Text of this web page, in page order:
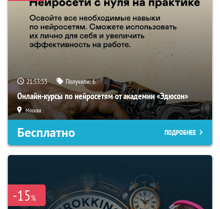
21:53:52 Получили:6
Онлайн-курсы по нейросетям от академии «Эдюсон»
Москва
Бесплатно ПОДРОБНЕЕ
-15%